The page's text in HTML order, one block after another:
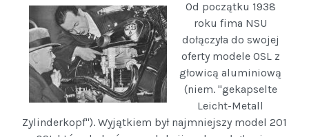
Od początku 1938
roku fima NSU
dołączyła do swojej
oferty modele OSL z
głowicą aluminiową
(niem. "gekapselte
Leicht-Metall
Zylinderkopf"). Wyjątkiem był najmniejszy model 201